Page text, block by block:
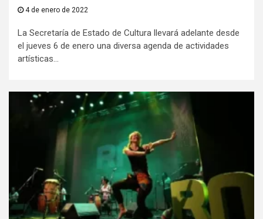
4 de enero de 2022
La Secretaría de Estado de Cultura llevará adelante desde
el jueves 6 de enero una diversa agenda de actividades
artísticas...